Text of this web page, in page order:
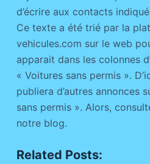
d’écrire aux contacts
Ce texte a été trié par la
vehicules.com sur le web
apparait dans les colonnes
« Voitures sans permis ».
publiera d’autres annonces
sans permis ». Alors,
notre blog.
Related Posts: